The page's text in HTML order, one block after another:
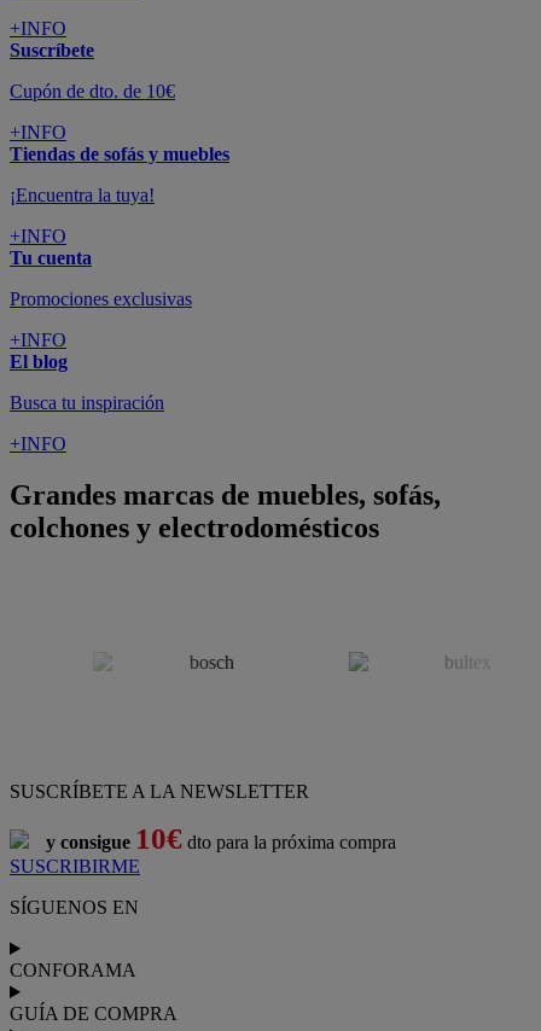
+INFO
Suscríbete
Cupón de dto. de 10€
+INFO
Tiendas de sofás y muebles
¡Encuentra la tuya!
+INFO
Tu cuenta
Promociones exclusivas
+INFO
El blog
Busca tu inspiración
+INFO
Grandes marcas de muebles, sofás,
colchones y electrodomésticos
SUSCRÍBETE A LA NEWSLETTER
y consigue 10€ dto para la próxima compra
SUSCRIBIRME
SÍGUENOS EN
CONFORAMA
GUÍA DE COMPRA